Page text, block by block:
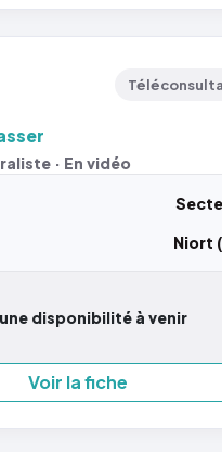
· En vidéo
Niort
disponibilité à venir
Voir la fiche